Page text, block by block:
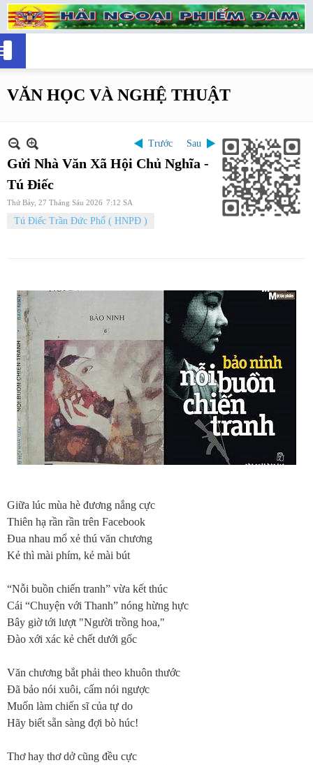
VĂN HỌC VÀ NGHỆ THUẬT
Trước Sau
Gửi Nhà Văn Xã Hội Chủ Nghĩa -
Tú Điếc
Thứ Bảy, 27 Tháng Sáu 2026 7:12 SA
Tú Điếc Trần Đức Phổ ( HNPĐ )
Giữa lúc mùa hè đương nắng cực
Thiên hạ rần rần trên Facebook
Đua nhau mổ xẻ thú văn chương
Kẻ thì mài phím, kẻ mài bút
“Nỗi buồn chiến tranh” vừa kết thúc
Cái “Chuyện với Thanh” nóng hừng hực
Bây giờ tới lượt "Người trồng hoa,"
Đào xới xác kẻ chết dưới gốc
Văn chương bắt phải theo khuôn thước
Đã bảo nói xuôi, cấm nói ngược
Muốn làm chiến sĩ của tự do
Hãy biết sẵn sàng đợi bò húc!
Thơ hay thơ dở cũng đều cực